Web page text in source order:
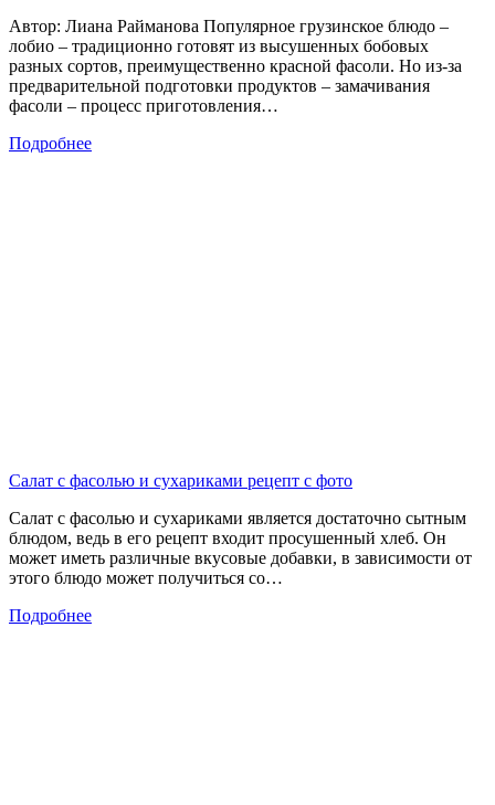
Автор: Лиана Райманова Популярное грузинское блюдо –
лобио – традиционно готовят из высушенных бобовых
разных сортов, преимущественно красной фасоли. Но из-за
предварительной подготовки продуктов – замачивания
фасоли – процесс приготовления…
Подробнее
Салат с фасолью и сухариками рецепт с фото
Салат с фасолью и сухариками является достаточно сытным
блюдом, ведь в его рецепт входит просушенный хлеб. Он
может иметь различные вкусовые добавки, в зависимости от
этого блюдо может получиться со…
Подробнее